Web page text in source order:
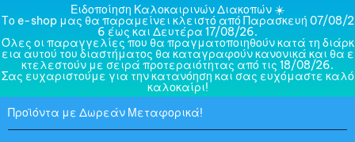
Ειδοποίηση Καλοκαιρινών Διακοπών ☀️
Το e-shop μας θα παραμείνει κλειστό από Παρασκευή 07/08/2
6 έως και Δευτέρα 17/08/26.
Όλες οι παραγγελίες που θα πραγματοποιηθούν κατά τη διάρκ
εια αυτού του διαστήματος θα καταγραφούν κανονικά και θα ε
κτελεστούν με σειρά προτεραιότητας από τις 18/08/26.
Σας ευχαριστούμε για την κατανόηση και σας ευχόμαστε καλό
καλοκαίρι!
Προϊόντα με Δωρεάν Μεταφορικά!